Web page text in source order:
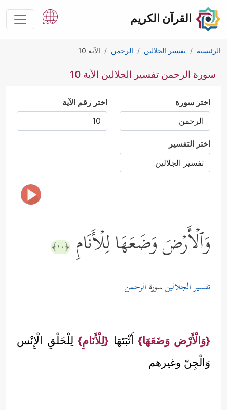
القرآن الكريم
الرئيسية تفسير الجلالين الرحمن الآية 10
سورة الرحمن تفسير الجلالين الآية 10
اختر سورة اختر رقم الآية
اختر التفسير
وَٱلۡأَرۡضَ وَضَعَهَا لِلۡأَنَامِ ﴿١٠﴾
تفسير الجلالينسورة الرحمن
{وَالْأَرْض وَضَعَهَا}أَثْبَتَهَا {لِلْأَنَامِ}لِلْخَلْقِ الْإِنْس
وَالْجِنّ وغيرهم